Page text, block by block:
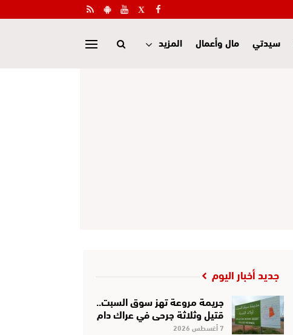
سيدتي مال وأعمال المزيد
جديد أخبار اليوم
جريمة مروعة تهز سوق السبت..
قتيل وثلاثة جرحى في عراك دام
7 أغسطس 2026